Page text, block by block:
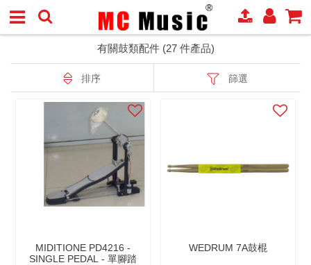
有關鼓類配件 (27 件產品)
排序 篩選
MIDITIONE PD4216 -
SINGLE PEDAL - 單腳踏
WEDRUM 7A鼓棍